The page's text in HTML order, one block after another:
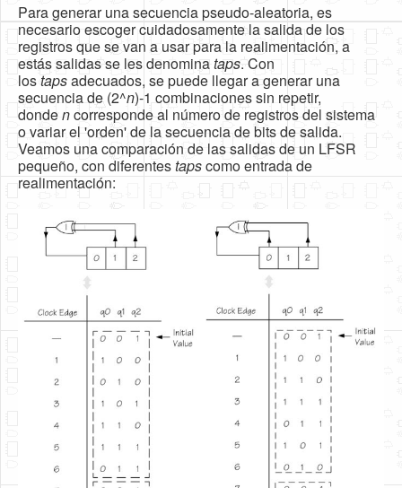
Para generar una secuencia pseudo-aleatoria, es
necesario escoger cuidadosamente la salida de los
registros que se van a usar para la realimentación, a
estás salidas se les denominataps. Con
lostapsadecuados, se puede llegar a generar una
secuencia de (2^n)-1 combinaciones sin repetir,
dondencorresponde al número de registros del sistema
o variar el 'orden' de la secuencia de bits de salida.
Veamos una comparación de las salidas de un LFSR
pequeño, con diferentestapscomo entrada de
realimentación: